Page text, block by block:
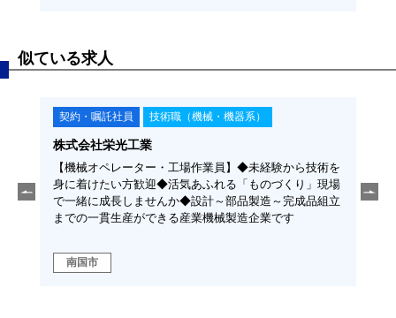
似ている求人
か
る
契約・嘱託社員 技術職（機械・機器系）
株式会社栄光工業
【機械オペレーター・工場作業員】◆未経験から技術を
身に着けたい方歓迎◆活気あふれる「ものづくり」現場
で一緒に成長しませんか◆設計～部品製造～完成品組立
までの一貫生産ができる産業機械製造企業です
南国市
験者
ませ